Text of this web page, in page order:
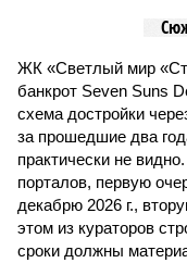
ЖК «Светлый мир
банкрот Seven Suns
схема достройки
за прошедшие два
практически не
порталов, первую
декабрю 2026 г.,
этом из кураторов
сроки должны